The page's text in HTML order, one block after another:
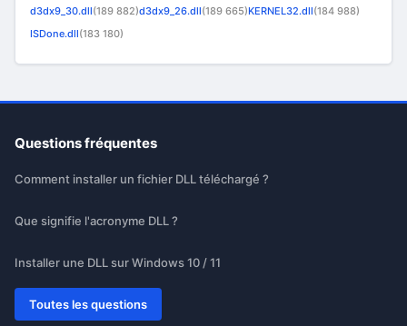
d3dx9_30.dll(189 882)d3dx9_26.dll(189 665)KERNEL32.dll(184 988)
ISDone.dll(183 180)
Questions fréquentes
Comment installer un fichier DLL téléchargé ?
Que signifie l'acronyme DLL ?
Installer une DLL sur Windows 10 / 11
Toutes les questions